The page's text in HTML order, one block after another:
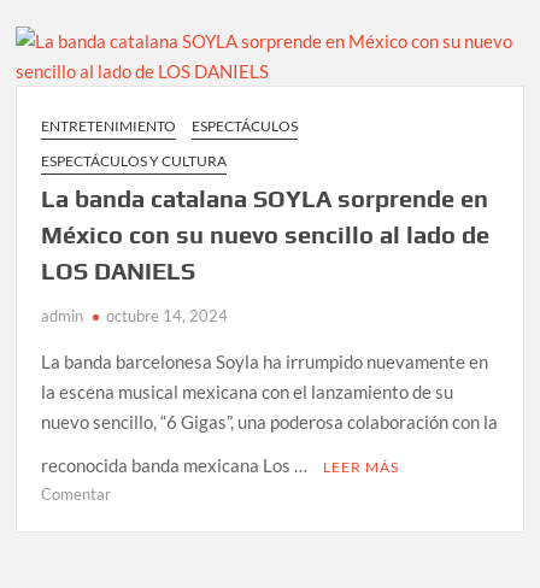
México
deslumbrar
gira
nacional
con
nuevo
sencillo
Mejor
Momento”
ENTRETENIMIENTO
ESPECTÁCULOS
ESPECTÁCULOS Y CULTURA
La banda catalana SOYLA sorprende en
México con su nuevo sencillo al lado de
LOS DANIELS
admin octubre 14, 2024
La banda barcelonesa Soyla ha irrumpido nuevamente en
la escena musical mexicana con el lanzamiento de su
nuevo sencillo, “6 Gigas”, una poderosa colaboración con la
reconocida banda mexicana Los …
LEER MÁS
Comentaren